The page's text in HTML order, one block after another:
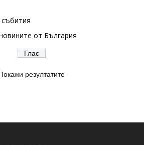
от България
резултатите